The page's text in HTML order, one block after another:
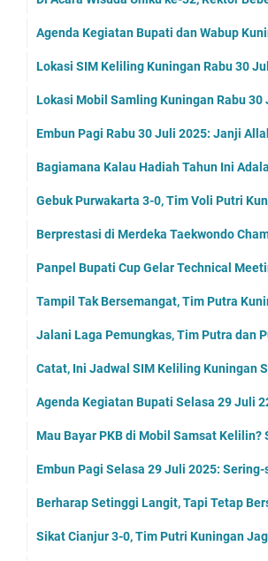
Agenda Kegiatan Bupati dan Wabup
Lokasi SIM Keliling Kuningan Rabu 30
Lokasi Mobil Samling Kuningan Rabu 30
Embun Pagi Rabu 30 Juli 2025: Janji
Bagiamana Kalau Hadiah Tahun Ini
Gebuk Purwakarta 3-0, Tim Voli Putri
Berprestasi di Merdeka Taekwondo
Panpel Bupati Cup Gelar Technical
Tampil Tak Bersemangat, Tim Putra
Jalani Laga Pemungkas, Tim Putra dan
Catat, Ini Jadwal SIM Keliling Kuningan
Agenda Kegiatan Bupati Selasa 29 Juli
Mau Bayar PKB di Mobil Samsat Kelilin?
Embun Pagi Selasa 29 Juli 2025:
Berharap Setinggi Langit, Tapi Tetap
Sikat Cianjur 3-0, Tim Putri Kuningan